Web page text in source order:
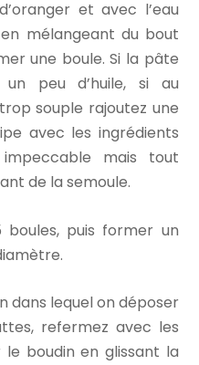
et avec l’eau
mélangeant du bout
une boule. Si la pâte
peu d’huile, si au
souple rajoutez une
avec les ingrédients
mais tout
de la semoule.
puis former un
dans lequel on déposer
refermez avec les
boudin en glissant la